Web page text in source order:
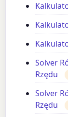
Solver
Rzędu
Solver
Rzędu